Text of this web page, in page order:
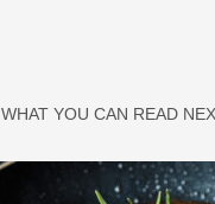
WHAT YOU CAN READ